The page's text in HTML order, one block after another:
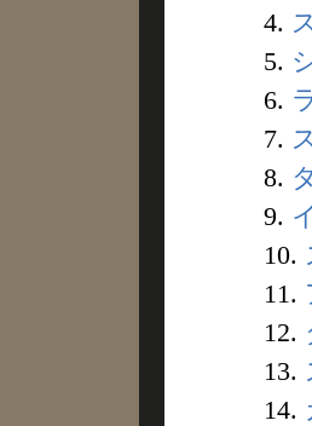
4.
5.
6.
7.
8.
9.
10.
11.
12.
13.
14.